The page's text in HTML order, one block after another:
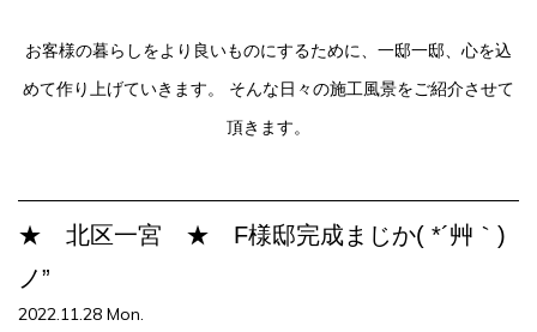
お客様の暮らしをより良いものにするために、一邸一邸、心を込
めて作り上げていきます。
そんな日々の施工風景をご紹介させて
頂きます。
★ 北区一宮 ★ F様邸完成まじか( *´艸｀)
ノ”
2022.11.28 Mon.